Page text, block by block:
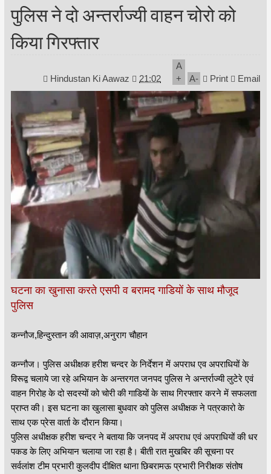
पुलिस ने दो अन्तर्राज्यी वाहन चोरो को
किया गिरफ्तार
Hindustan Ki Aawaz 21:02
A
+
A- Print Email
घटना का खुनासा करते एसपी व बरामद गाडियों के साथ मौजूद
पुलिस
कन्नौज,हिन्दुस्तान की आवाज़,अनुराग चौहान
कन्नौज। पुलिस अधीक्षक हरीश चन्दर के निर्देशन में अपराध एव अपराधियों के
विरूद्व चलाये जा रहे अभियान के अन्तरगत जनपद पुलिस ने अन्तर्राज्यी लुटेरे एवं
वाहन गिरोह के दो सदस्यों को चोरी की गाडियों के साथ गिरफ्तार करने में सफलता
प्राप्त की। इस घटना का खुलासा बुधवार को पुलिस अधीक्षक ने पत्रकारो के
साथ एक प्रेस वार्ता के दौरान किया।
पुलिस अधीक्षक हरीश चन्दर ने बताया कि जनपद में अपराध एवं अपराधियों की धर
पकड के लिए अभियान चलाया जा रहा है। बीती रात मुखबिर की सूचना पर
सर्वलांश टीम प्रभारी कुलदीप दीक्षित थाना छिबरामऊ प्रभारी निरीक्षक संतोष